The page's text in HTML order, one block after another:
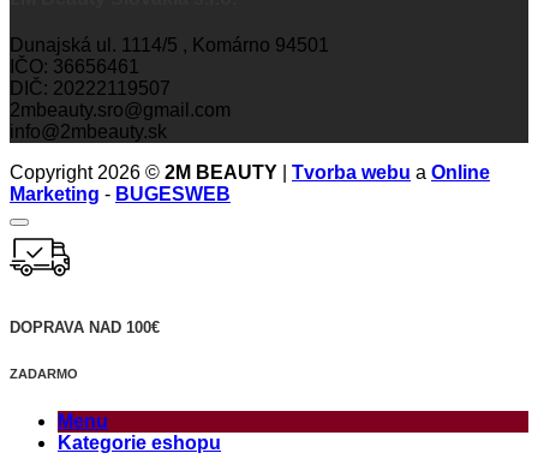
Dunajská ul. 1114/5 , Komárno 94501
IČO: 36656461
DIČ: 20222119507
2mbeauty.sro@gmail.com
info@2mbeauty.sk
Copyright 2026 © 2M BEAUTY Tvorba webu a Online
Marketing - BUGESWEB
DOPRAVA NAD 100€
ZADARMO
Menu
Kategorie eshopu